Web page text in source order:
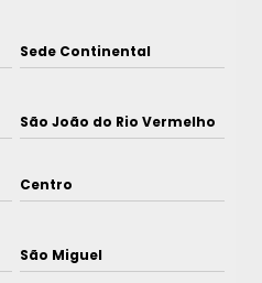
Sede Continental
São João do Rio Vermelho
Centro
São Miguel